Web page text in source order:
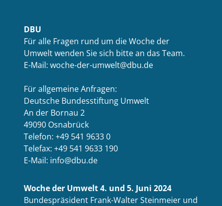
DBU
Für alle Fragen rund um die Woche der
Umwelt wenden Sie sich bitte an das Team.
E-Mail: woche-der-umwelt@dbu.de
Für allgemeine Anfragen:
Deutsche Bundesstiftung Umwelt
An der Bornau 2
49090 Osnabrück
Telefon: +49 541 9633 0
Telefax: +49 541 9633 190
E-Mail: info@dbu.de
Woche der Umwelt 4. und 5. Juni 2024
Bundespräsident Frank-Walter Steinmeier und